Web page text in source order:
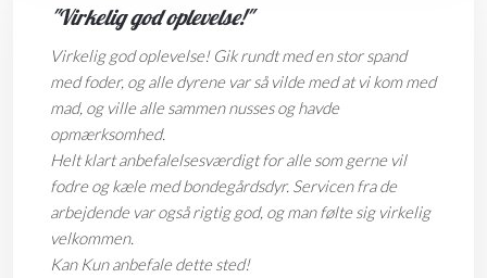
"Virkelig god oplevelse!"
Virkelig god oplevelse! Gik rundt med en stor spand
med foder, og alle dyrene var så vilde med at vi kom med
mad, og ville alle sammen nusses og havde
opmærksomhed.
Helt klart anbefalelsesværdigt for alle som gerne vil
fodre og kæle med bondegårdsdyr. Servicen fra de
arbejdende var også rigtig god, og man følte sig virkelig
velkommen.
Kan Kun anbefale dette sted!